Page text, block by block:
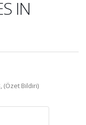
IN
(Özet Bildiri)